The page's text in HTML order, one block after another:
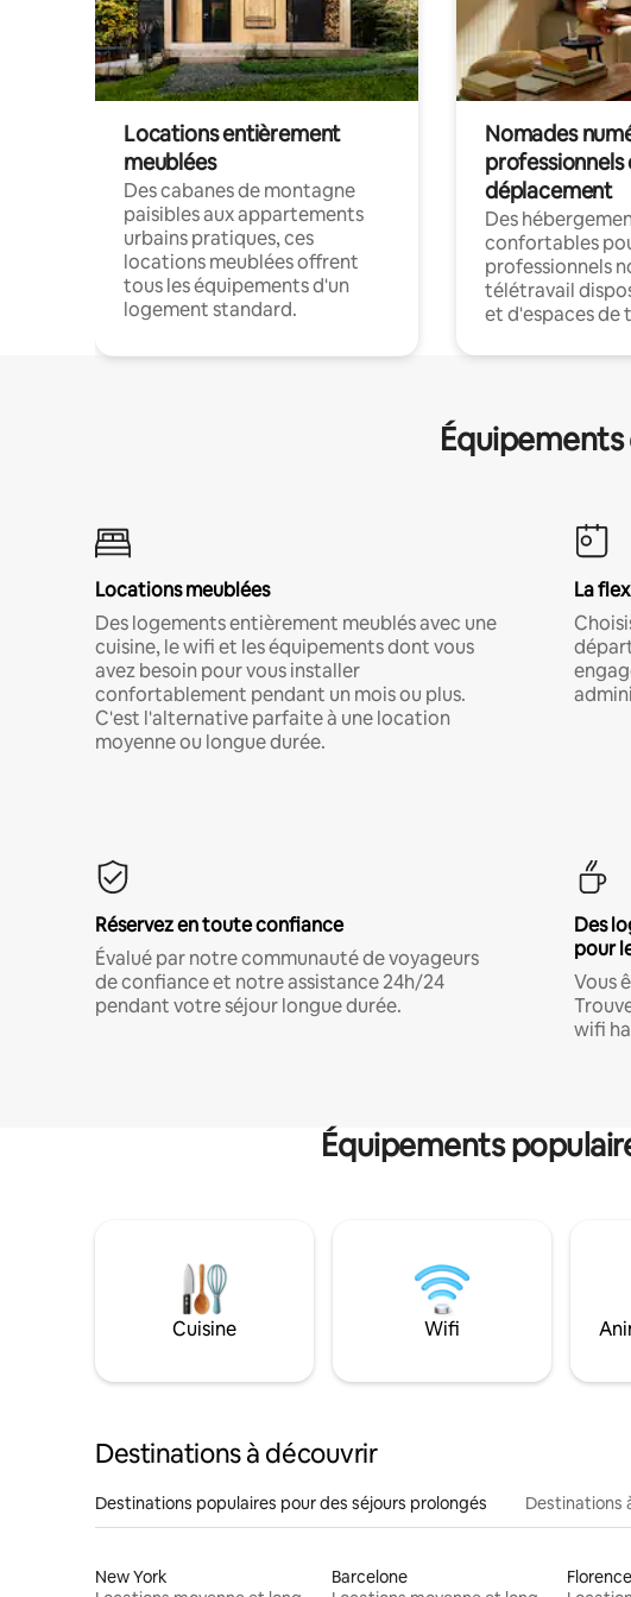
Locations entièrement
meublées
Des cabanes de montagne
paisibles aux appartements
urbains pratiques, ces
locations meublées offrent
tous les équipements d'un
logement standard.
Nomades
professionnels
déplacement
Des
confortables
professionnels
télétravail
et d'espaces de
Locations meublées
Des logements entièrement meublés avec une
cuisine, le wifi et les équipements dont vous
avez besoin pour vous installer
confortablement pendant un mois ou plus.
C'est l'alternative parfaite à une location
moyenne ou longue durée.
La
Réservez en toute confiance
Évalué par notre communauté de voyageurs
de confiance et notre assistance 24h/24
pendant votre séjour longue durée.
Des
pour
Vous
wifi
Équipements
Cuisine Wifi
Destinations à découvrir
Destinations populaires pour des séjours prolongés Destinations
New York
Barcelone
Florence